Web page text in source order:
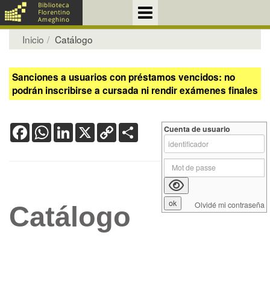
Inicio Catálogo
Sanciones a usuarios con préstamos vencidos: no
podrán inscribirse a cursada ni rendir exámenes finales
FacebookWhatsApp
LinkedIn
X Copy
Link
Catálogo
Cuenta de usuario
Olvidé mi contraseña